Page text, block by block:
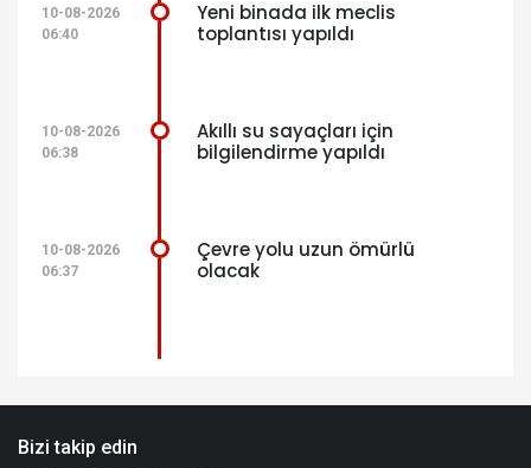
10-08-2026
06:40
Yeni binada ilk meclis
toplantısı yapıldı
10-08-2026
06:38
Akıllı su sayaçları için
bilgilendirme yapıldı
10-08-2026
06:37
Çevre yolu uzun ömürlü
olacak
Bizi takip edin